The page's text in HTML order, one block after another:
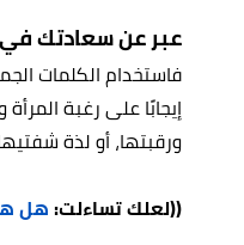
عبر عن سعادتك
فاستخدام الكلمات
إيجابًا على رغبة
ورقبتها، أو لذة
((لعلك تساءلت:هل